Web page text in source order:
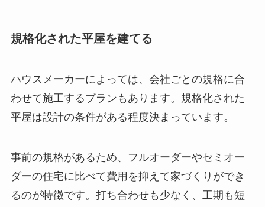
規格化された平屋を建てる
ハウスメーカーによっては、会社ごとの規格に合
わせて施工するプランもあります。規格化された
平屋は設計の条件がある程度決まっています。
事前の規格があるため、フルオーダーやセミオー
ダーの住宅に比べて費用を抑えて家づくりができ
るのが特徴です。打ち合わせも少なく、工期も短